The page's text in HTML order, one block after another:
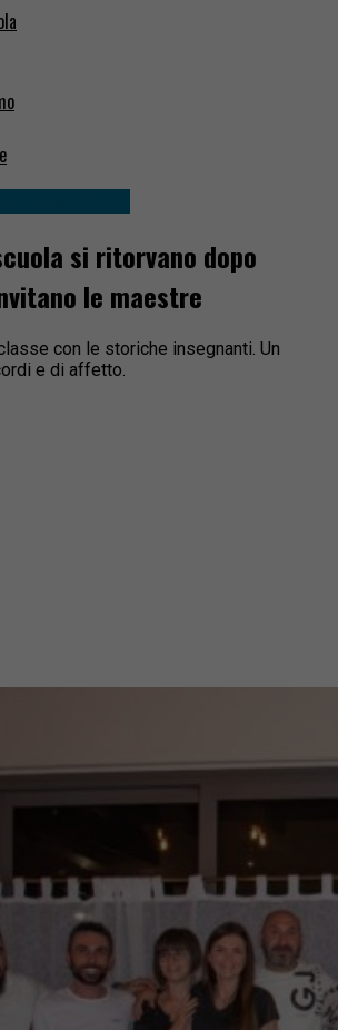
si ritorvano dopo
le maestre
con le storiche insegnanti. Un
e di affetto.